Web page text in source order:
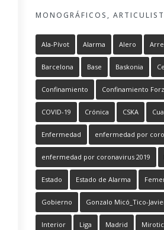
MONOGRÁFICOS,
Ala-Pívot Alarma Alero
Barcelona Base Baskonia
Confinamiento Confinamiento
COVID-19 Crónica CSKA
Enfermedad enfermedad por
enfermedad por coronavirus 2019
Estado Estado de Alarma
Gobierno Gonzalo Micó_Tico-
Interior Liga Madrid Mirotic